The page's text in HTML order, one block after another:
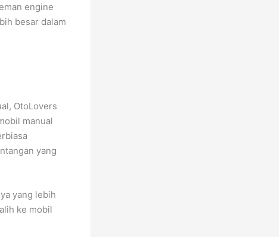
engine
besar dalam
OtoLovers
manual
yang
yang lebih
ke mobil